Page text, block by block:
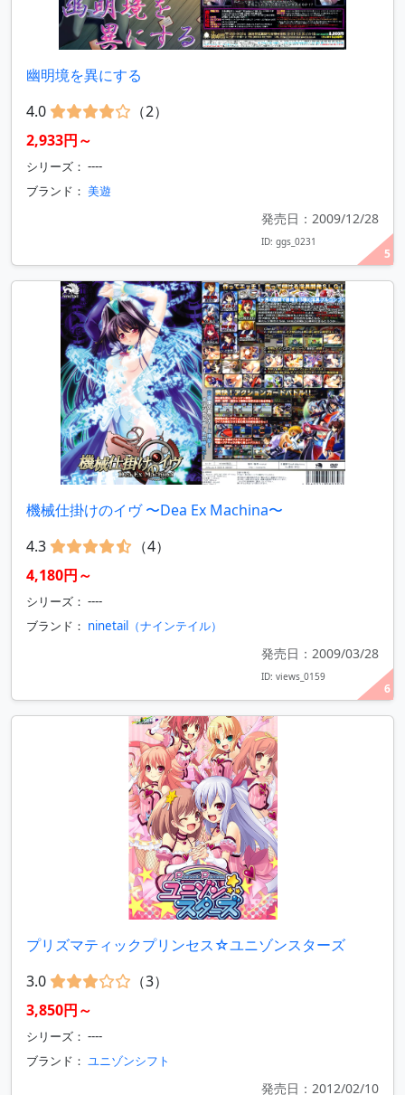
5
幽明境を異にする
4.0
（2）
2,933円～
シリーズ： ----
ブランド： 美遊
発売日：2009/12/28
ID: ggs_0231
6
機械仕掛けのイヴ 〜Dea Ex Machina〜
4.3
（4）
4,180円～
シリーズ： ----
ブランド： ninetail（ナインテイル）
発売日：2009/03/28
ID: views_0159
プリズマティックプリンセス☆ユニゾンスターズ
3.0
（3）
3,850円～
シリーズ： ----
ブランド： ユニゾンシフト
発売日：2012/02/10